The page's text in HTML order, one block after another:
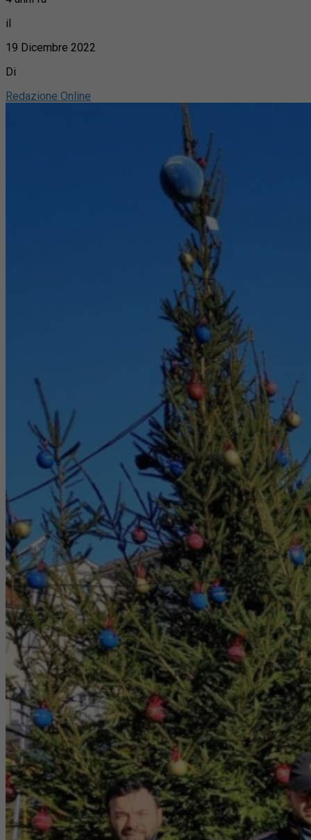
il
19 Dicembre 2022
Di
Redazione Online